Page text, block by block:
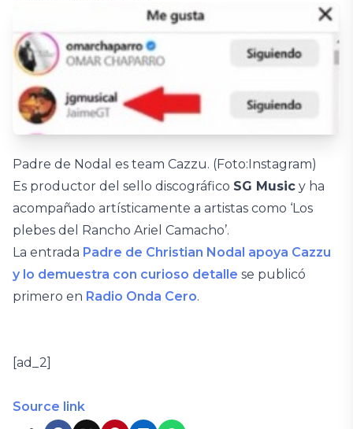
Padre de Nodal es team Cazzu. (Foto:Instagram)
Es productor del sello discográfico SG Music y ha
acompañado artísticamente a artistas como ‘Los
plebes del Rancho Ariel Camacho’.
La entrada Padre de Christian Nodal apoya Cazzu
y lo demuestra con curioso detalle se publicó
primero en Radio Onda Cero.
[ad_2]
Source link